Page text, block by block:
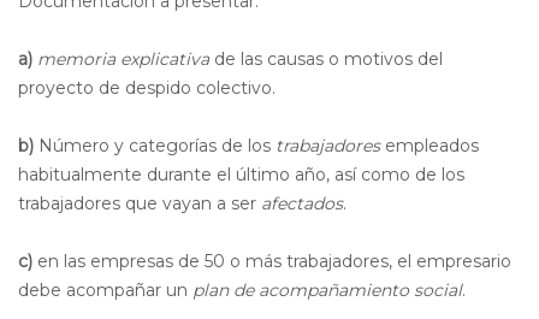
a) memoria explicativade las causas o motivos del
proyecto de despido colectivo.
b) Número y categorías de los trabajadoresempleados
habitualmente durante el último año, así como de los
trabajadores que vayan a ser afectados.
c) en las empresas de 50 o más trabajadores, el empresario
debe acompañar un plan de acompañamiento social.